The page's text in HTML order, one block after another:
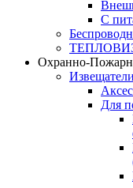
С
Охранно-
Для